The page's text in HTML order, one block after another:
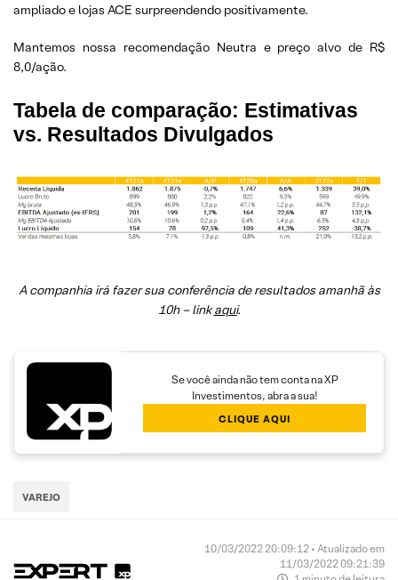
ampliado e lojas ACE surpreendendo positivamente.
Mantemos nossa recomendação Neutra e preço alvo de R$
8,0/ação.
Tabela de comparação: Estimativas
vs. Resultados Divulgados
A companhia irá fazer sua conferência de resultados amanhã às
10h – linkaqui.
Se você ainda não tem conta na XP
Investimentos, abra a sua!
CLIQUE AQUI
VAREJO
10/03/2022 20:09:12 • Atualizado em
11/03/2022 09:21:39